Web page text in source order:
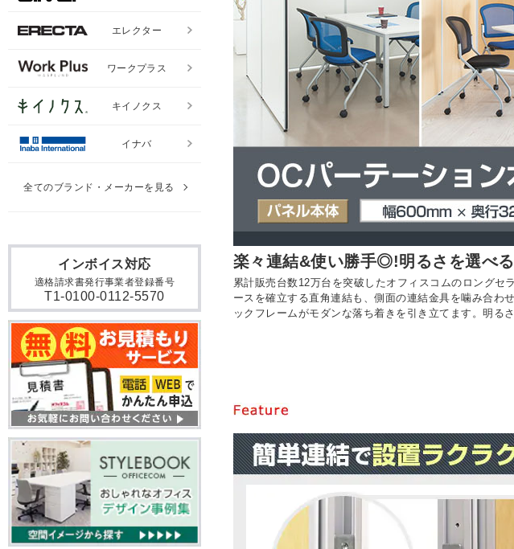
楽々連結&使い勝手◎!明るさを選べ
累計販売台数12万台を突破したオフィスコムのロング
ースを確立する直角連結も、側面の連結金具を噛み合わ
ックフレームがモダンな落ち着きを引き立てます。明る
インボイス対応
適格請求書発行事業者登録番号
T1-0100-0112-5570
エレクター
ワークプラス
キイノクス
イナバ
全てのブランド・メーカーを見る